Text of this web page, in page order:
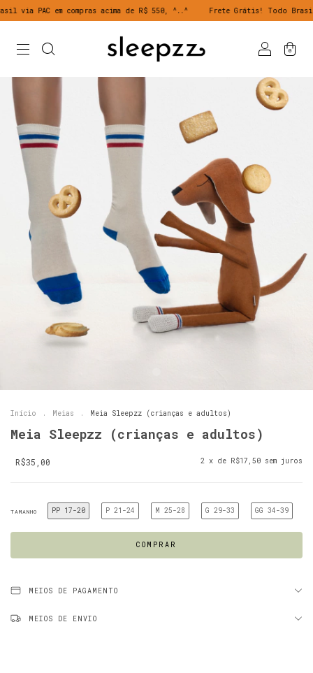
PAC em compras acima de R$ 550, ^..^ Frete Grátis! Todo Brasil
0
Início . Meias . Meia Sleepzz (crianças e adultos)
Meia Sleepzz (crianças e adultos)
R$35,00 2 x de R$17,50 sem juros
TAMANHO PP 17-20 P 21-24 M 25-28 G 29-33 GG 34-39
MEIOS DE PAGAMENTO
MEIOS DE ENVIO